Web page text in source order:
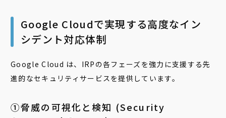
Google Cloudで実現する高度なイン
シデント対応体制
Google Cloud は、IRPの各フェーズを強力に支援する先
進的なセキュリティサービスを提供しています。
①脅威の可視化と検知 (Security